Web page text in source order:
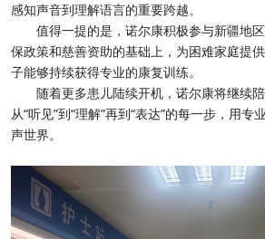
感知声音到理解语言的重要跨越。
值得一提的是，诺尔康积极参与新疆地
保政策和慈善资助的基础上，为困难家庭提
子能够持续获得专业的康复训练。
随着更多患儿陆续开机，诺尔康将继续
从“听见”到“理解”再到“表达”的每一步，用
声世界。